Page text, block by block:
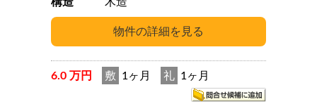
6.0 万円 敷 1ヶ月 礼 1ヶ月